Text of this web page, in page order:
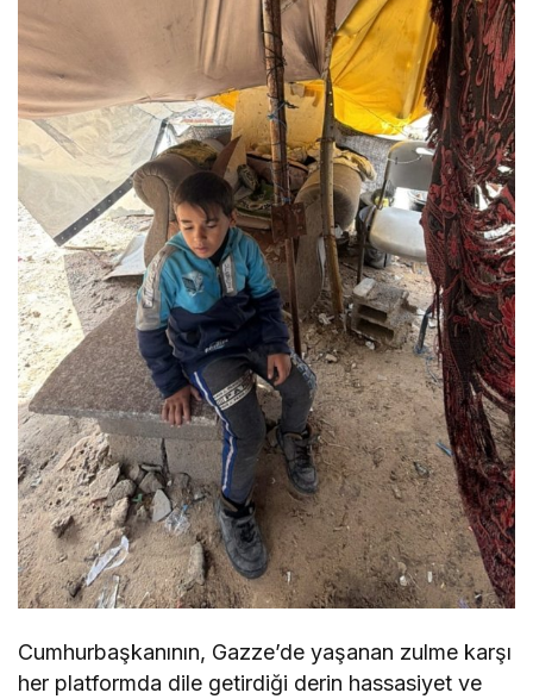
Cumhurbaşkanının, Gazze’de yaşanan zulme karşı
her platformda dile getirdiği derin hassasiyet ve